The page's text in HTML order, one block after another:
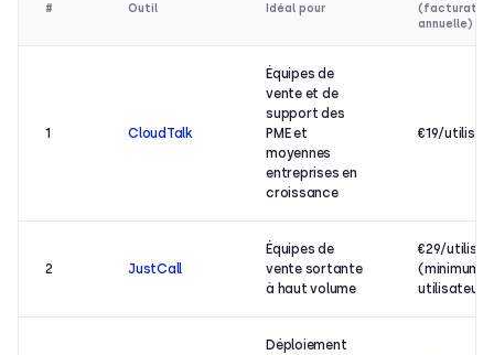
# Outil Idéal pour
(facturation
annuelle)
1 CloudTalk
Équipes de
vente et de
support des
PME et
moyennes
entreprises en
croissance
€19/
2 JustCall
Équipes de
vente sortante
à haut volume
€29/
(minimum 2
Déploiement